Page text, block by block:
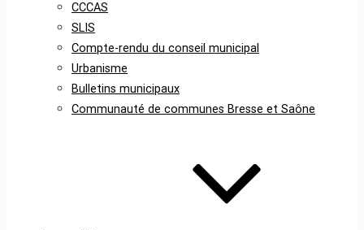
CCCAS
SLIS
Compte-rendu du conseil municipal
Urbanisme
Bulletins municipaux
Communauté de communes Bresse et Saône